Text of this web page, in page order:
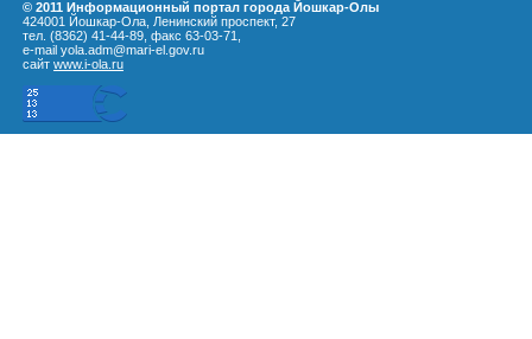
© 2011 Информационный портал города Йошкар-Олы
424001 Йошкар-Ола, Ленинский проспект, 27
тел. (8362) 41-44-89, факс 63-03-71,
e-mail yola.adm@mari-el.gov.ru
сайт www.i-ola.ru